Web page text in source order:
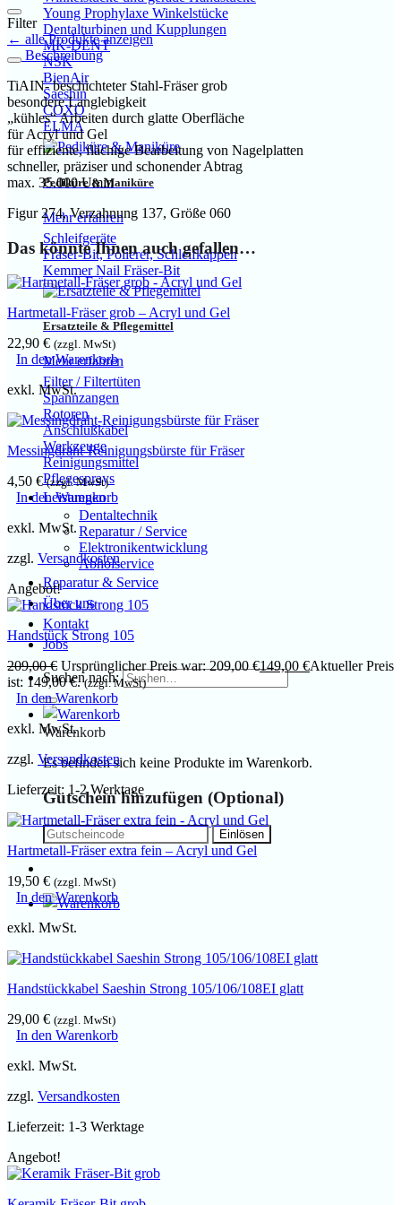
Young Prophylaxe Winkelstücke
Dentalturbinen und Kupplungen
MK-DENT
NSK
BienAir
Saeshin
COXO
ELMA
Pediküre & Maniküre
Mehr erfahren
Schleifgeräte
Fräser-Bit, Polierer, Schleifkappen
Kemmer Nail Fräser-Bit
Ersatzteile & Pflegemittel
Mehr erfahren
Filter / Filtertüten
Spannzangen
Rotoren
Anschlußkabel
Werkzeuge
Reinigungsmittel
Pflegesprays
Leistungen
Dentaltechnik
Reparatur / Service
Elektronikentwicklung
Abholservice
Reparatur & Service
Über uns
Kontakt
Jobs
Suchen nach:
Warenkorb
Es befinden sich keine Produkte im Warenkorb.
Gutschein hinzufügen (Optional)
Filter
← alle Produkte anzeigen
Beschreibung
TiAIN- beschichteter Stahl-Fräser grob
besondere Langlebigkeit
„kühles“ Arbeiten durch glatte Oberfläche
für Acryl und Gel
für effiziente, flächige Bearbeitung von Nagelplatten
schneller, präziser und schonender Abtrag
max. 35.000 Umin
Figur 274, Verzahnung 137, Größe 060
Das könnte Ihnen auch gefallen…
Hartmetall-Fräser grob – Acryl und Gel
22,90 € (zzgl. MwSt)
In den Warenkorb
exkl. MwSt.
Messingdraht-Reinigungsbürste für Fräser
4,50 € (zzgl. MwSt)
In den Warenkorb
exkl. MwSt.
zzgl. Versandkosten
Angebot!
Handstück Strong 105
209,00€ Ursprünglicher Preis war: 209,00 €149,00 €Aktueller Preis
ist: 149,00 €. (zzgl. MwSt)
In den Warenkorb
exkl. MwSt.
zzgl. Versandkosten
Lieferzeit: 1-2 Werktage
Hartmetall-Fräser extra fein – Acryl und Gel
19,50 € (zzgl. MwSt)
In den Warenkorb
exkl. MwSt.
Handstückkabel Saeshin Strong 105/106/108EI glatt
29,00 € (zzgl. MwSt)
In den Warenkorb
exkl. MwSt.
zzgl. Versandkosten
Lieferzeit: 1-3 Werktage
Angebot!